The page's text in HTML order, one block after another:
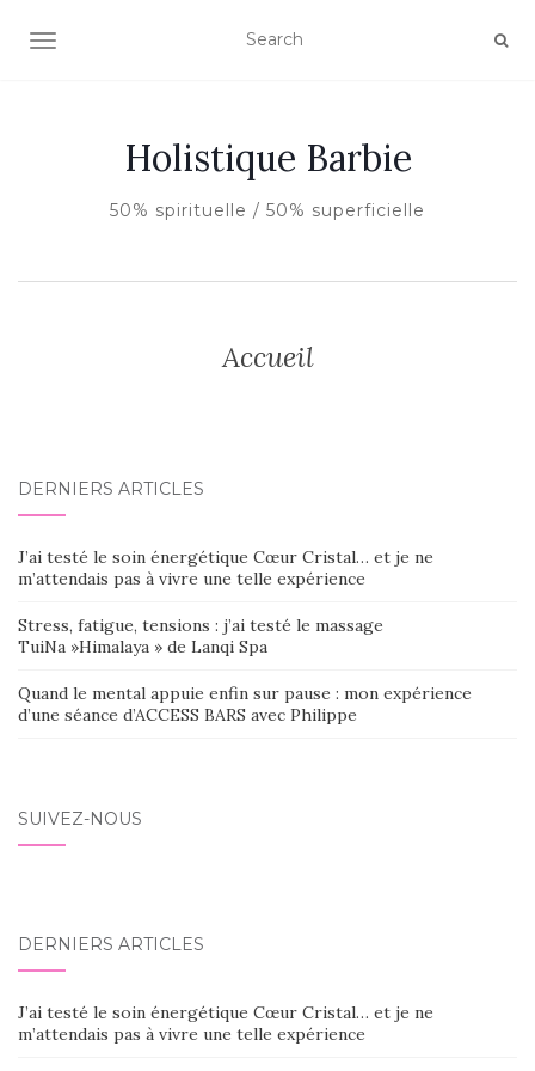
AFFICHER/MASQUER LA NAVIGATION
Holistique Barbie
50% spirituelle / 50% superficielle
Accueil
DERNIERS ARTICLES
J’ai testé le soin énergétique Cœur Cristal… et je ne
m’attendais pas à vivre une telle expérience
Stress, fatigue, tensions : j’ai testé le massage
TuiNa »Himalaya » de Lanqi Spa
Quand le mental appuie enfin sur pause : mon expérience
d’une séance d’ACCESS BARS avec Philippe
SUIVEZ-NOUS
DERNIERS ARTICLES
J’ai testé le soin énergétique Cœur Cristal… et je ne
m’attendais pas à vivre une telle expérience